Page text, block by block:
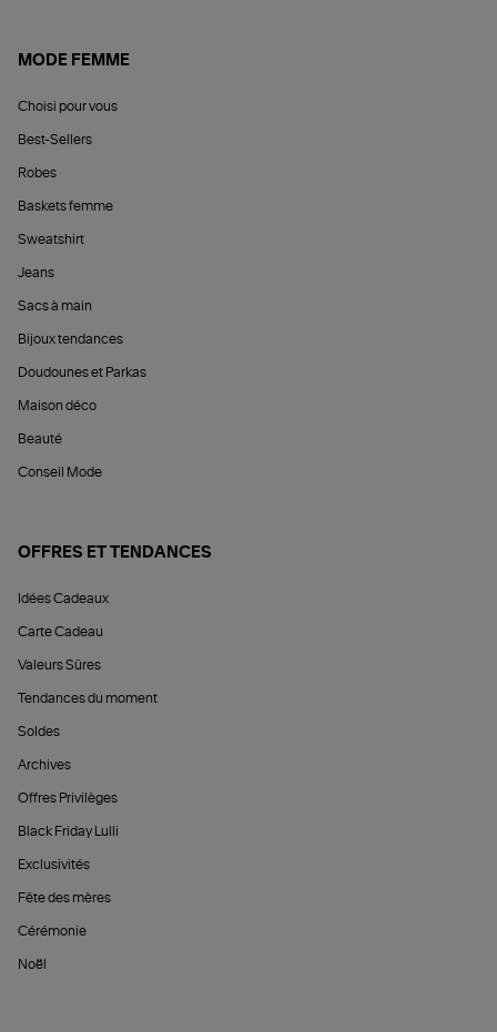
MODE FEMME
Choisi pour vous
Best-Sellers
Robes
Baskets femme
Sweatshirt
Jeans
Sacs à main
Bijoux tendances
Doudounes et Parkas
Maison déco
Beauté
Conseil Mode
OFFRES ET TENDANCES
Idées Cadeaux
Carte Cadeau
Valeurs Sûres
Tendances du moment
Soldes
Archives
Offres Privilèges
Black Friday Lulli
Exclusivités
Fête des mères
Cérémonie
Noël